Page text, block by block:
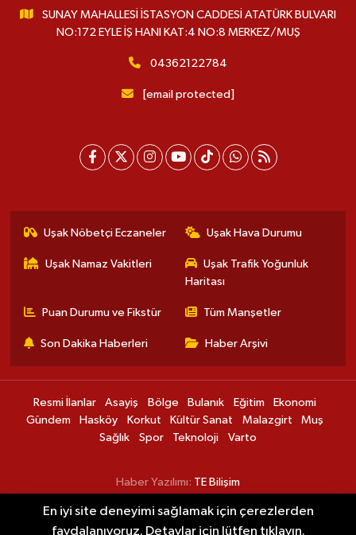
SUNAY MAHALLESİ İSTASYON CADDESİ ATATÜRK BULVARI
NO:172 EYLE İŞ HANI KAT:4 NO:8 MERKEZ/MUŞ
04362122784
[email protected]
Uşak Nöbetçi Eczaneler Uşak Hava Durumu
Uşak Namaz Vakitleri
Uşak Trafik Yoğunluk
Haritası
Puan Durumu ve Fikstür Tüm Manşetler
Son Dakika Haberleri Haber Arşivi
Resmi İlanlar Asayiş Bölge Bulanık Eğitim
Ekonomi
Gündem
Hasköy Korkut Kültür Sanat Malazgirt
Muş
Sağlık
Spor Teknoloji Varto
Haber Yazılımı: TE Bilişim
En iyi site deneyimi sağlamak için çerezlerden
faydalanıyoruz. Detaylar için lütfen tıklayın.
00:30 Muşlu futbolcu Uçar'ın yeni takımı belli